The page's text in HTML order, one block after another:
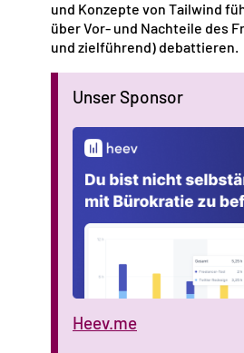
und Konzepte von Tailwind
über Vor- und Nachteile des
und zielführend) debattieren.
Unser Sponsor
Heev.me